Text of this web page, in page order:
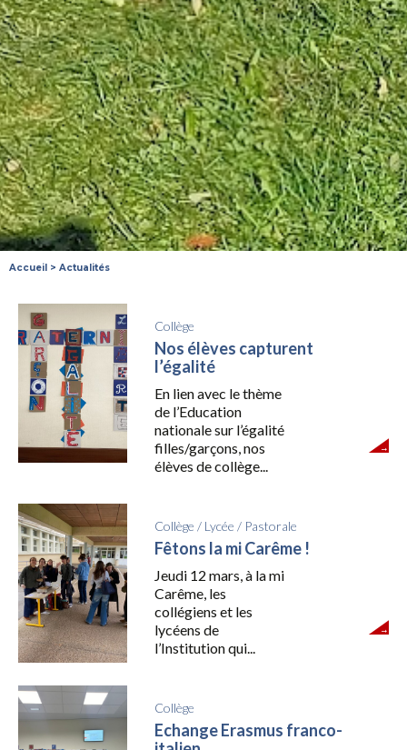
Accueil > Actualités
Collège
Nos élèves capturent
l’égalité
En lien avec le thème
de l’Education
nationale sur l’égalité
filles/garçons, nos
élèves de collège...
Collège / Lycée / Pastorale
Fêtons la mi Carême !
Jeudi 12 mars, à la mi
Carême, les
collégiens et les
lycéens de
l’Institution qui...
Collège
Echange Erasmus franco-